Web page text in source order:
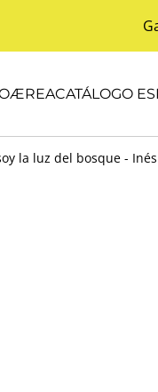
ÆREACATÁLOGO
la luz del bosque -